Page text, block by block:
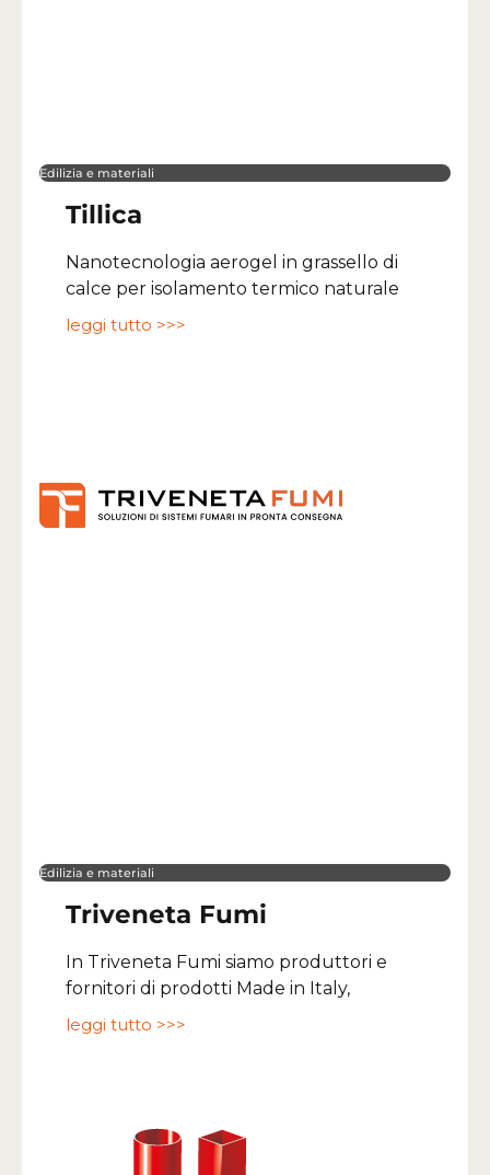
Edilizia e materiali
Tillica
Nanotecnologia aerogel in grassello di
calce per isolamento termico naturale
leggi tutto >>>
Edilizia e materiali
Triveneta Fumi
In Triveneta Fumi siamo produttori e
fornitori di prodotti Made in Italy,
leggi tutto >>>